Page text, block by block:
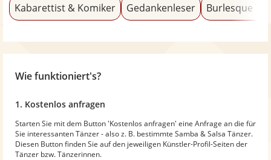
Kabarettist & Komiker Gedankenleser Burlesque
Wie funktioniert's?
1. Kostenlos anfragen
Starten Sie mit dem Button 'Kostenlos anfragen' eine Anfrage an die für
Sie interessanten Tänzer - also z. B. bestimmte Samba & Salsa Tänzer.
Diesen Button finden Sie auf den jeweiligen Künstler-Profil-Seiten der
Tänzer bzw. Tänzerinnen.